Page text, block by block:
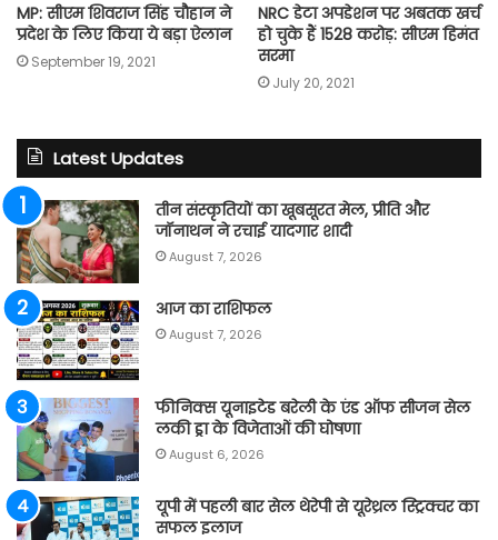
MP: सीएम शिवराज सिंह चौहान ने
प्रदेश के लिए किया ये बड़ा ऐलान
September 19, 2021
NRC डेटा अपडेशन पर अबतक खर्च
हो चुके हैं 1528 करोड़: सीएम हिमंत
सरमा
July 20, 2021
Latest Updates
तीन संस्कृतियों का खूबसूरत मेल, प्रीति और
जॉनाथन ने रचाई यादगार शादी
August 7, 2026
आज का राशिफल
August 7, 2026
फीनिक्स यूनाइटेड बरेली के एंड ऑफ सीजन सेल
लकी ड्रा के विजेताओं की घोषणा
August 6, 2026
यूपी में पहली बार सेल थेरेपी से यूरेथ्रल स्ट्रिक्चर का
सफल इलाज